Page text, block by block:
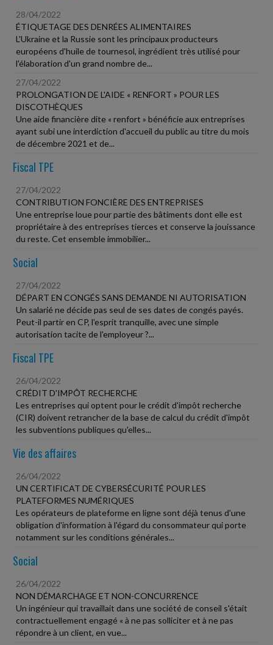
28/04/2022
ÉTIQUETAGE DES DENRÉES ALIMENTAIRES
L'Ukraine et la Russie sont les principaux producteurs
européens d'huile de tournesol, ingrédient très utilisé pour
l'élaboration d'un grand nombre de...
27/04/2022
PROLONGATION DE L'AIDE « RENFORT » POUR LES
DISCOTHÈQUES
Une aide financière dite « renfort » bénéficie aux entreprises
ayant subi une interdiction d'accueil du public au titre du mois
de décembre 2021 et de...
Fiscal TPE
27/04/2022
CONTRIBUTION FONCIÈRE DES ENTREPRISES
Une entreprise loue pour partie des bâtiments dont elle est
propriétaire à des entreprises tierces et conserve la jouissance
du reste. Cet ensemble immobilier...
Social
27/04/2022
DÉPART EN CONGÉS SANS DEMANDE NI AUTORISATION
Un salarié ne décide pas seul de ses dates de congés payés.
Peut-il partir en CP, l'esprit tranquille, avec une simple
autorisation tacite de l'employeur ?...
Fiscal TPE
26/04/2022
CRÉDIT D'IMPÔT RECHERCHE
Les entreprises qui optent pour le crédit d'impôt recherche
(CIR) doivent retrancher de la base de calcul du crédit d'impôt
les subventions publiques qu'elles...
Vie des affaires
26/04/2022
UN CERTIFICAT DE CYBERSÉCURITÉ POUR LES
PLATEFORMES NUMÉRIQUES
Les opérateurs de plateforme en ligne sont déjà tenus d'une
obligation d'information à l'égard du consommateur qui porte
notamment sur les conditions générales...
Social
26/04/2022
NON DÉMARCHAGE ET NON-CONCURRENCE
Un ingénieur qui travaillait dans une société de conseil s'était
contractuellement engagé « à ne pas solliciter et à ne pas
répondre à un client, en vue...